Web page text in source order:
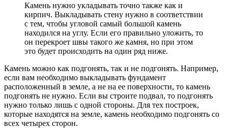
Камень нужно укладывать точно также как и
кирпич. Выкладывать стену нужно в соответствии
с тем, чтобы угловой самый большой камень
находился на углу. Если его правильно уложить, то
он перекроет швы такого же камня, но при этом
это будет происходить на один ряд ниже.
Камень можно как подгонять, так и не подгонять. Например,
если вам необходимо выкладывать фундамент
расположенный в земле, а не на ее поверхности, то камень
подгонять не нужно. Если вы строите подвал, то подгонять
нужно только лишь с одной стороны. Для тех построек,
которые находятся на земле, камень необходимо подгонять со
всех четырех сторон.